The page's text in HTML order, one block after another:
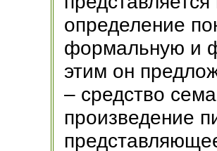
определение
формальную и
этим он
– средство
произведение